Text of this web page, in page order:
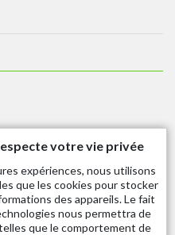
votre vie privée
expériences, nous utilisons
que les cookies pour stocker
des appareils. Le fait
nous permettra de
que le comportement de